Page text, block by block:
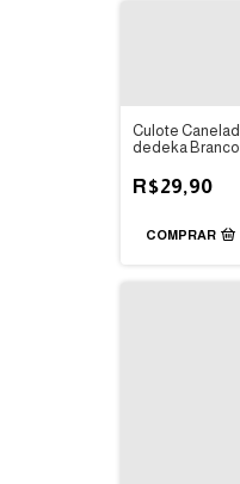
Culote
dedeka Branco
R$29,90
COMPRAR